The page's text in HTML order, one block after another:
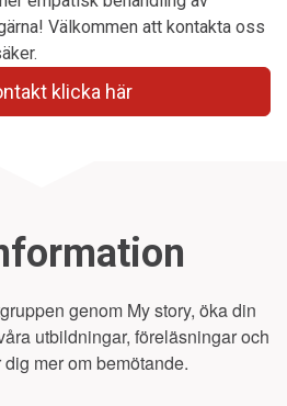
Välkommen att kontakta oss
klicka här
genom My story, öka din
utbildningar, föreläsningar och
mer om bemötande.